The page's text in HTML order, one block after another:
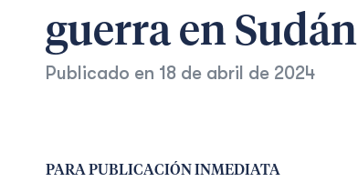
guerra en Sudán
Publicado en 18 de abril de 2024
PARA PUBLICACIÓN INMEDIATA